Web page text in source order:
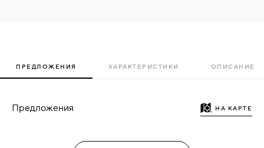
ПРЕДЛОЖЕНИЯ ХАРАКТЕРИСТИКИ ОПИСАНИЕ
Предложения НА КАРТЕ